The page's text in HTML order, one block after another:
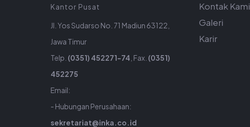
Kantor Pusat
Jl. Yos Sudarso No. 71 Madiun 63122,
Jawa Timur
Telp. (0351) 452271-74 , Fax. (0351)
452275
Email:
- Hubungan Perusahaan:
sekretariat@inka.co.id
Kontak Kami
Galeri
Karir